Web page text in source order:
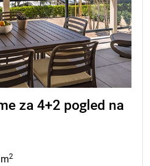
za 4+2 pogled na
2